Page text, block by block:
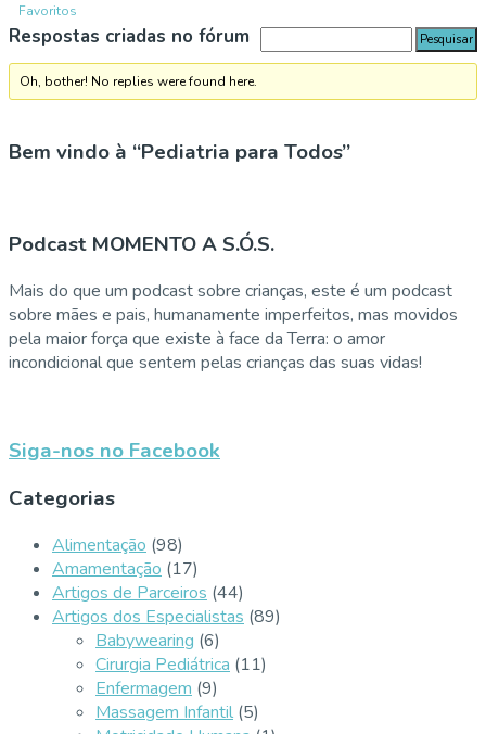
Favoritos
Respostas criadas no fórum
Oh, bother! No replies were found here.
Bem vindo à “Pediatria para Todos”
Podcast MOMENTO A S.Ó.S.
Mais do que um podcast sobre crianças, este é um podcast
sobre mães e pais, humanamente imperfeitos, mas movidos
pela maior força que existe à face da Terra: o amor
incondicional que sentem pelas crianças das suas vidas!
Siga-nos no Facebook
Categorias
Alimentação (98)
Amamentação (17)
Artigos de Parceiros (44)
Artigos dos Especialistas (89)
Babywearing (6)
Cirurgia Pediátrica (11)
Enfermagem (9)
Massagem Infantil (5)